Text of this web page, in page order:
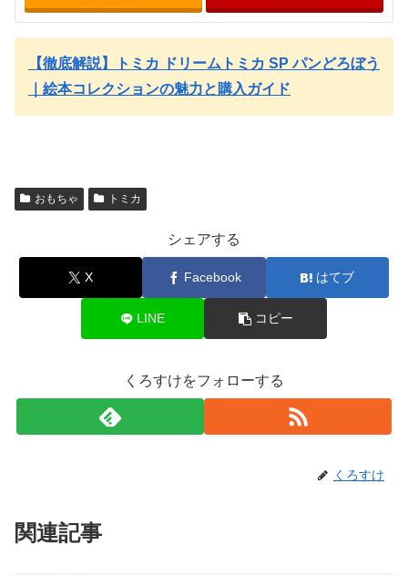
【徹底解説】トミカ ドリームトミカ SP パンどろぼう
｜絵本コレクションの魅力と購入ガイド
おもちゃ トミカ
シェアする
X Facebook はてブ
LINE コピー
くろすけをフォローする
くろすけ
関連記事